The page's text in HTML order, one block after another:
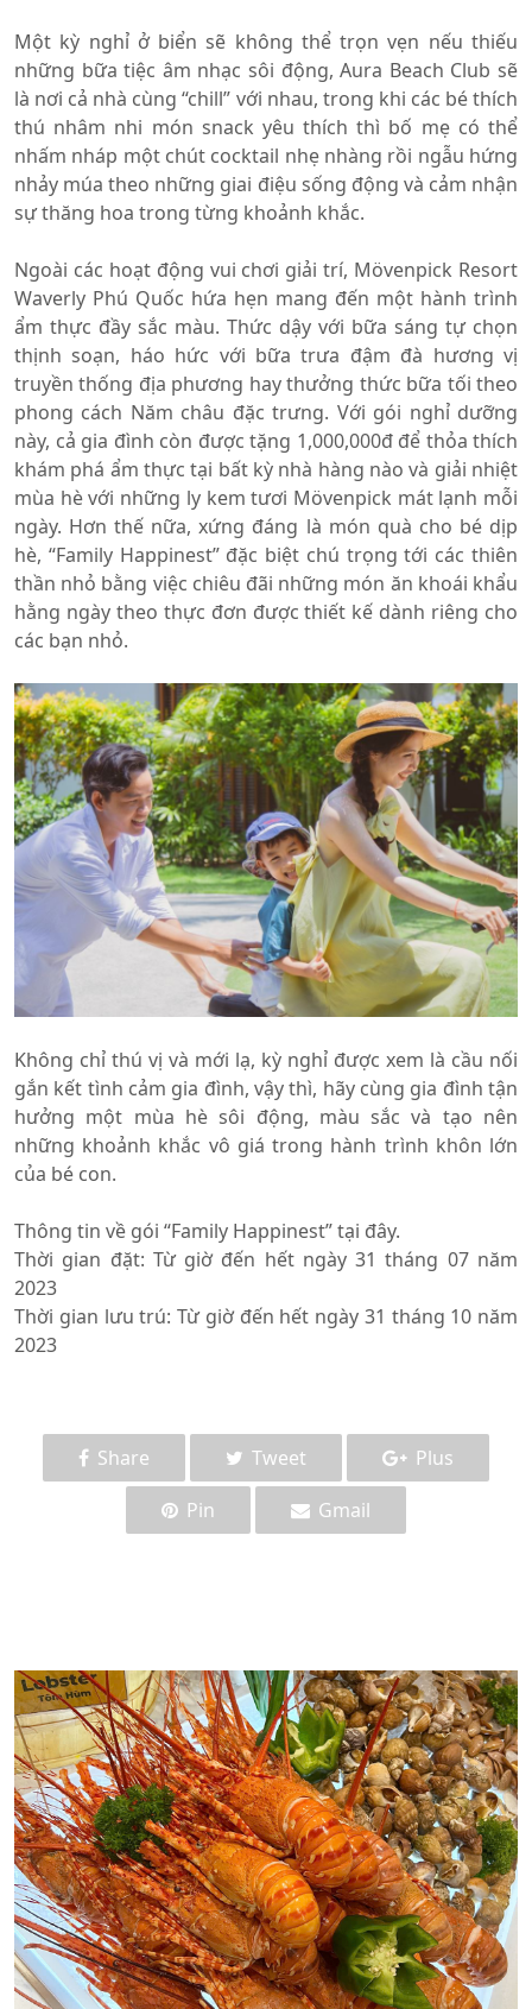
Một kỳ nghỉ ở biển sẽ không thể trọn vẹn nếu thiếu
những bữa tiệc âm nhạc sôi động, Aura Beach Club sẽ
là nơi cả nhà cùng “chill” với nhau, trong khi các bé thích
thú nhâm nhi món snack yêu thích thì bố mẹ có thể
nhấm nháp một chút cocktail nhẹ nhàng rồi ngẫu hứng
nhảy múa theo những giai điệu sống động và cảm nhận
sự thăng hoa trong từng khoảnh khắc.
Ngoài các hoạt động vui chơi giải trí, Mövenpick Resort
Waverly Phú Quốc hứa hẹn mang đến một hành trình
ẩm thực đầy sắc màu. Thức dậy với bữa sáng tự chọn
thịnh soạn, háo hức với bữa trưa đậm đà hương vị
truyền thống địa phương hay thưởng thức bữa tối theo
phong cách Năm châu đặc trưng. Với gói nghỉ dưỡng
này, cả gia đình còn được tặng 1,000,000đ để thỏa thích
khám phá ẩm thực tại bất kỳ nhà hàng nào và giải nhiệt
mùa hè với những ly kem tươi Mövenpick mát lạnh mỗi
ngày. Hơn thế nữa, xứng đáng là món quà cho bé dịp
hè, “Family Happinest” đặc biệt chú trọng tới các thiên
thần nhỏ bằng việc chiêu đãi những món ăn khoái khẩu
hằng ngày theo thực đơn được thiết kế dành riêng cho
các bạn nhỏ.
Không chỉ thú vị và mới lạ, kỳ nghỉ được xem là cầu nối
gắn kết tình cảm gia đình, vậy thì, hãy cùng gia đình tận
hưởng một mùa hè sôi động, màu sắc và tạo nên
những khoảnh khắc vô giá trong hành trình khôn lớn
của bé con.
Thông tin về gói “Family Happinest” tại đây.
Thời gian đặt: Từ giờ đến hết ngày 31 tháng 07 năm
2023
Thời gian lưu trú: Từ giờ đến hết ngày 31 tháng 10 năm
2023
Share Tweet
Plus
Pin
Gmail